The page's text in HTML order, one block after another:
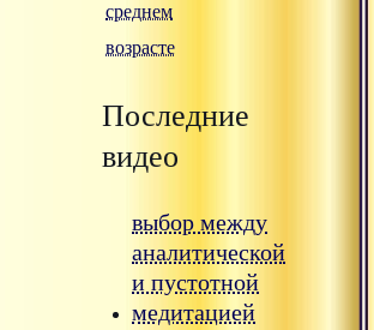
среднем
возрасте
Последние
видео
выбор между
аналитической
и пустотной
медитацией